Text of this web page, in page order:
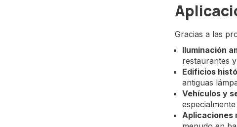
Gracias a las
Iluminación
restaurantes
Edificios
antiguas
Vehículos y
Aplicaciones